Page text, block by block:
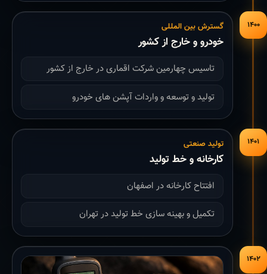
۱۴۰۰ گسترش بین المللی
خودرو و خارج از کشور
تاسیس چهارمین شرکت اقماری در خارج از کشور
تولید و توسعه و واردات آپشن های خودرو
۱۴۰۱ تولید صنعتی
کارخانه و خط تولید
افتتاح کارخانه در اصفهان
تکمیل و بهینه سازی خط تولید در تهران
۱۴۰۲